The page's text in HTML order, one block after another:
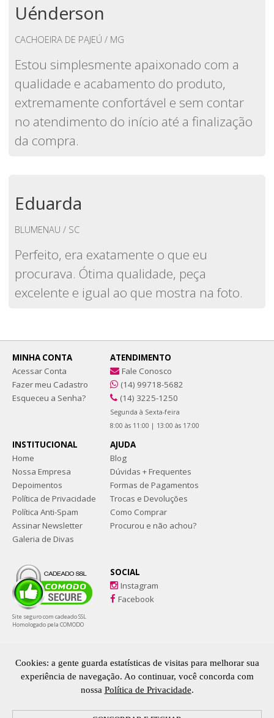
Uénderson
CACHOEIRA DE PAJEÚ / MG
Estou simplesmente apaixonado com a
qualidade e acabamento do produto,
extremamente confortável e sem contar
no atendimento do início até a finalização
da compra.
Eduarda
BLUMENAU / SC
Perfeito, era exatamente o que eu
procurava. Ótima qualidade, peça
excelente e igual ao que mostra na foto.
MINHA CONTA
Acessar Conta
Fazer meu Cadastro
Esqueceu a Senha?
ATENDIMENTO
Fale Conosco
(14) 99718-5682
(14) 3225-1250
Segunda à Sexta-feira
8:00 às 11:00 | 13:00 às 17:00
INSTITUCIONAL
Home
Nossa Empresa
Depoimentos
Política de Privacidade
Política Anti-Spam
Assinar Newsletter
Galeria de Divas
AJUDA
Blog
Dúvidas + Frequentes
Formas de Pagamentos
Trocas e Devoluções
Como Comprar
Procurou e não achou?
Site seguro com cadeado SSL
Homologado pela COMODO
SOCIAL
Instagram
Facebook
feitas especialmente para Drags, gays e público LGBTQIAPN+
Av. João Sanzovo, 691, Distrito Industrial - CEP 17206-220 - Jaú / SP, Brasil
Cookies: a gente guarda estatísticas de visitas para melhorar sua
experiência de navegação. Ao continuar, você concorda com
nossa Política de Privacidade.